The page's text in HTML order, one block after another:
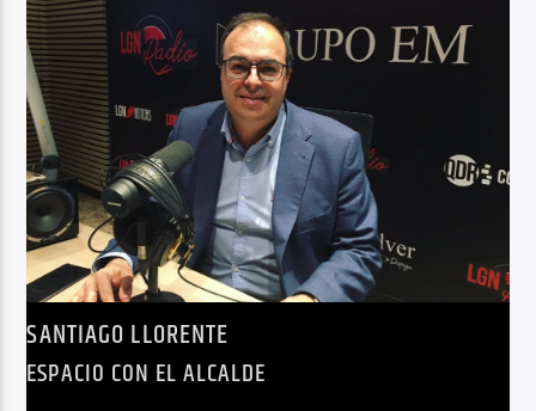
SANTIAGO LLORENTE
ESPACIO CON EL ALCALDE